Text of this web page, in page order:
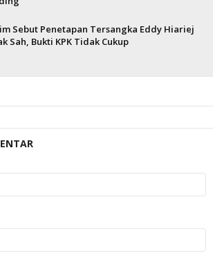
Sebut Penetapan Tersangka Eddy Hiariej
Sah, Bukti KPK Tidak Cukup